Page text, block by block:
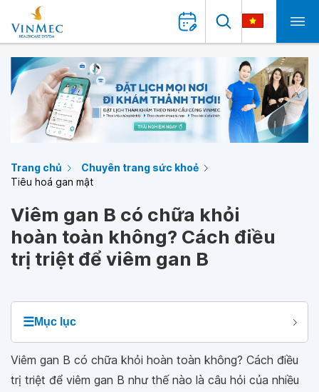
Trang chủ
Chuyên trang sức khoẻ
Tiêu hoá gan mật
Viêm gan B có chữa khỏi
hoàn toàn không? Cách điều
trị triệt để viêm gan B
☰Mục lục
Viêm gan B có chữa khỏi hoàn toàn không? Cách điều
trị triệt để viêm gan B như thế nào là câu hỏi của nhiều